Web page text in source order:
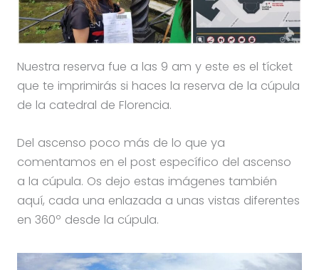
Nuestra reserva fue a las 9 am y este es el tícket
que te imprimirás si haces la reserva de la cúpula
de la catedral de Florencia.
Del ascenso poco más de lo que ya
comentamos en el post específico del ascenso
a la cúpula. Os dejo estas imágenes también
aquí, cada una enlazada a unas vistas diferentes
en 360º desde la cúpula.